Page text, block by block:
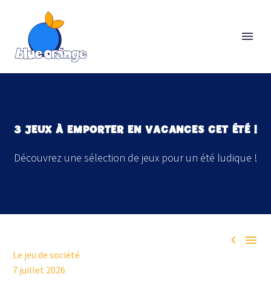
3 JEUX À EMPORTER EN VACANCES CET ÉTÉ !
Découvrez une sélection de jeux pour un été ludique !
 
Le jeu de société
7 juillet 2026